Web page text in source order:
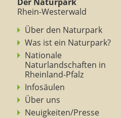
Rhein-Westerwald
Über den Naturpark
Was ist ein Naturpark?
Nationale
Naturlandschaften in
Rheinland-Pfalz
Infosäulen
Über uns
Neuigkeiten/Presse